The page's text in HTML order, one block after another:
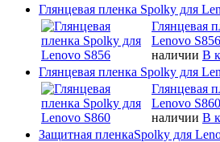
Глянцевая пленка Spolky для
Глянцевая
Lenovo S856
наличии В
Глянцевая пленка Spolky для
Глянцевая
Lenovo S860
наличии В
Защитная пленкаSpolky для